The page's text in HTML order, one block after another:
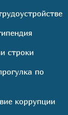
строки
по
коррупции